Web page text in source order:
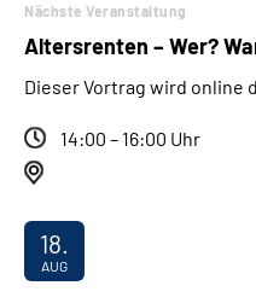
Nächste Veranstaltung
Altersrenten – Wer?
Dieser Vortrag wird online
14:00 – 16:00 Uhr
18.
AUG